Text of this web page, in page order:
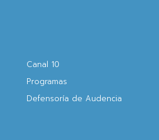
Canal 10
Programas
Defensoría de Audencia